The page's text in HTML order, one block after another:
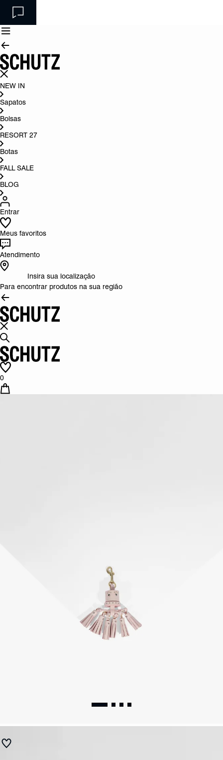
NEW IN
Sapatos
Bolsas
RESORT 27
Botas
FALL SALE
BLOG
Entrar
Meus favoritos
Atendimento
Insira sua localização
Para encontrar produtos na sua região
0